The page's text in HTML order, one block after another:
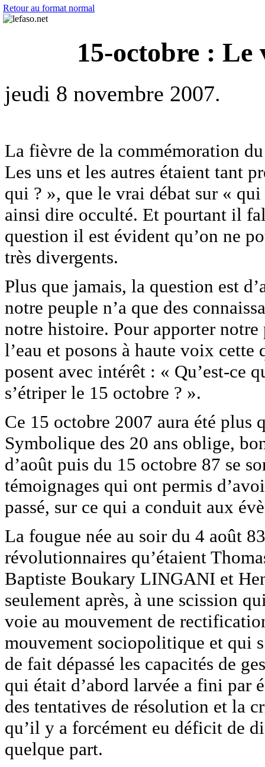
Retour au format normal
15-octobre :
jeudi 8 novembre 2007.
La fièvre de la commémoration
Les uns et les autres étaient tant
qui ? », que le vrai débat sur «
ainsi dire occulté. Et pourtant il
question il est évident qu’on ne
très divergents.
Plus que jamais, la question est
notre peuple n’a que des
notre histoire. Pour apporter
l’eau et posons à haute voix
posent avec intérêt : « Qu’est-ce
s’étriper le 15 octobre ? ».
Ce 15 octobre 2007 aura été plus
Symbolique des 20 ans oblige,
d’août puis du 15 octobre 87 se
témoignages qui ont permis
passé, sur ce qui a conduit aux
La fougue née au soir du 4 août
révolutionnaires qu’étaient
Baptiste Boukary LINGANI et
seulement après, à une scission
voie au mouvement de
mouvement sociopolitique et qui
de fait dépassé les capacités de
qui était d’abord larvée a fini par
des tentatives de résolution et la
qu’il y a forcément eu déficit de
quelque part.